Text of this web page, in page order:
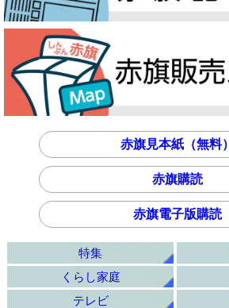
赤旗見本紙（無料）
赤旗購読
赤旗電子版購読
特集
くらし家庭
テレビ